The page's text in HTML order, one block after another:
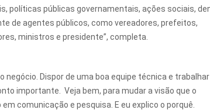
políticas públicas governamentais, ações sociais,
de agentes públicos, como vereadores, prefeitos,
ministros e presidente”, completa.
Dispor de uma boa equipe técnica e trabalhar
importante. Veja bem, para mudar a visão que o
comunicação e pesquisa. E eu explico o porquê.